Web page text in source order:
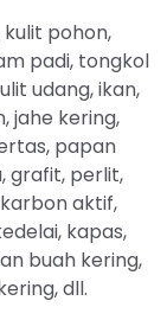
pohon,
padi, tongkol
udang, ikan,
jahe kering,
papan
grafit, perlit,
aktif,
kapas,
buah kering,
dll.